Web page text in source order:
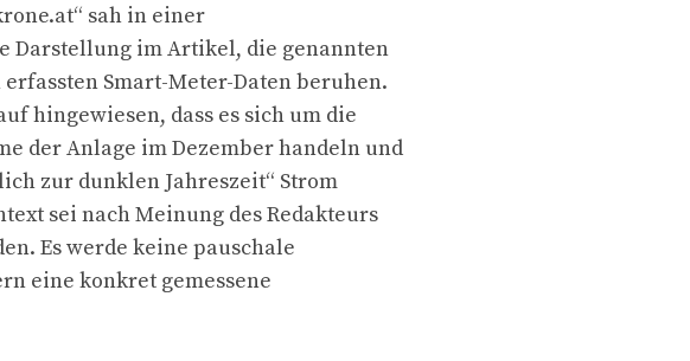
sah in einer
Darstellung im Artikel, die genannten
Smart-Meter-Daten beruhen.
hingewiesen, dass es sich um die
der Anlage im Dezember handeln und
zur dunklen Jahreszeit“ Strom
sei nach Meinung des Redakteurs
Es werde keine pauschale
eine konkret gemessene